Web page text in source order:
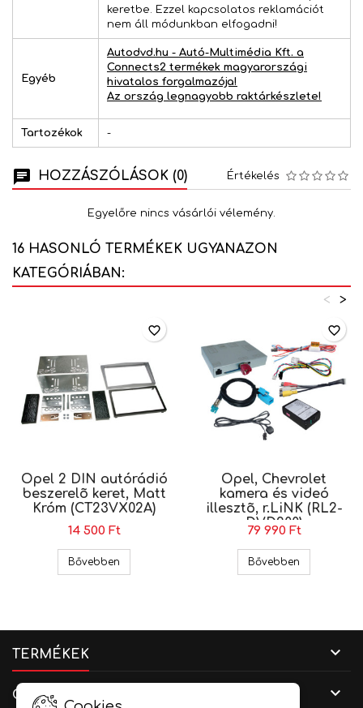
keretbe. Ezzel kapcsolatos reklamációt
nem áll módunkban elfogadni!
Egyéb
Autodvd.hu - Autó-Multimédia Kft. a
Connects2 termékek magyarországi
hivatalos forgalmazója!
Az ország legnagyobb raktárkészlete!
Tartozékok -
HOZZÁSZÓLÁSOK (0) Értékelés
Egyelőre nincs vásárlói vélemény.
16 HASONLÓ TERMÉKEK UGYANAZON
KATEGÓRIÁBAN:
>
<
Opel 2 DIN autórádió
beszerelõ keret, Matt
Króm (CT23VX02A)
14 500 Ft
Bővebben Opel 2 DIN autórádió beszerelõ keret, Matt
favorite_border
Opel, Chevrolet
kamera és videó
illesztõ, r.LiNK (RL2-
DVD900)
79 990 Ft
Bővebben
favorite_border
TERMÉKEK 
CÉGADATOK 